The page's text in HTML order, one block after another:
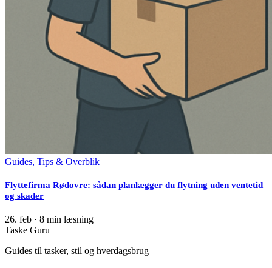
Guides, Tips & Overblik
Flyttefirma Rødovre: sådan planlægger du flytning uden ventetid
og skader
26. feb · 8 min læsning
Taske Guru
Guides til tasker, stil og hverdagsbrug